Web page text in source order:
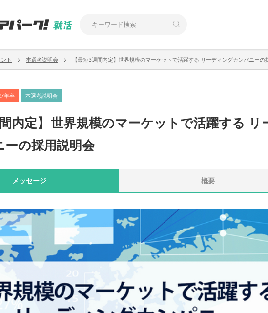
ト › 本選考説明会 › 【最短3週間内定】世界規模のマーケットで活躍する リーディングカンパニーの
年卒 本選考説明会
内定】 世界規模のマーケットで活躍する リ
の採用説明会
メッセージ 概要